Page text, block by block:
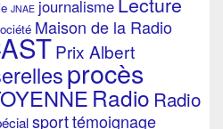
JNAE journalisme
Maison de la Radio
Prix Albert
procès
Radio Radio
sporttémoignage